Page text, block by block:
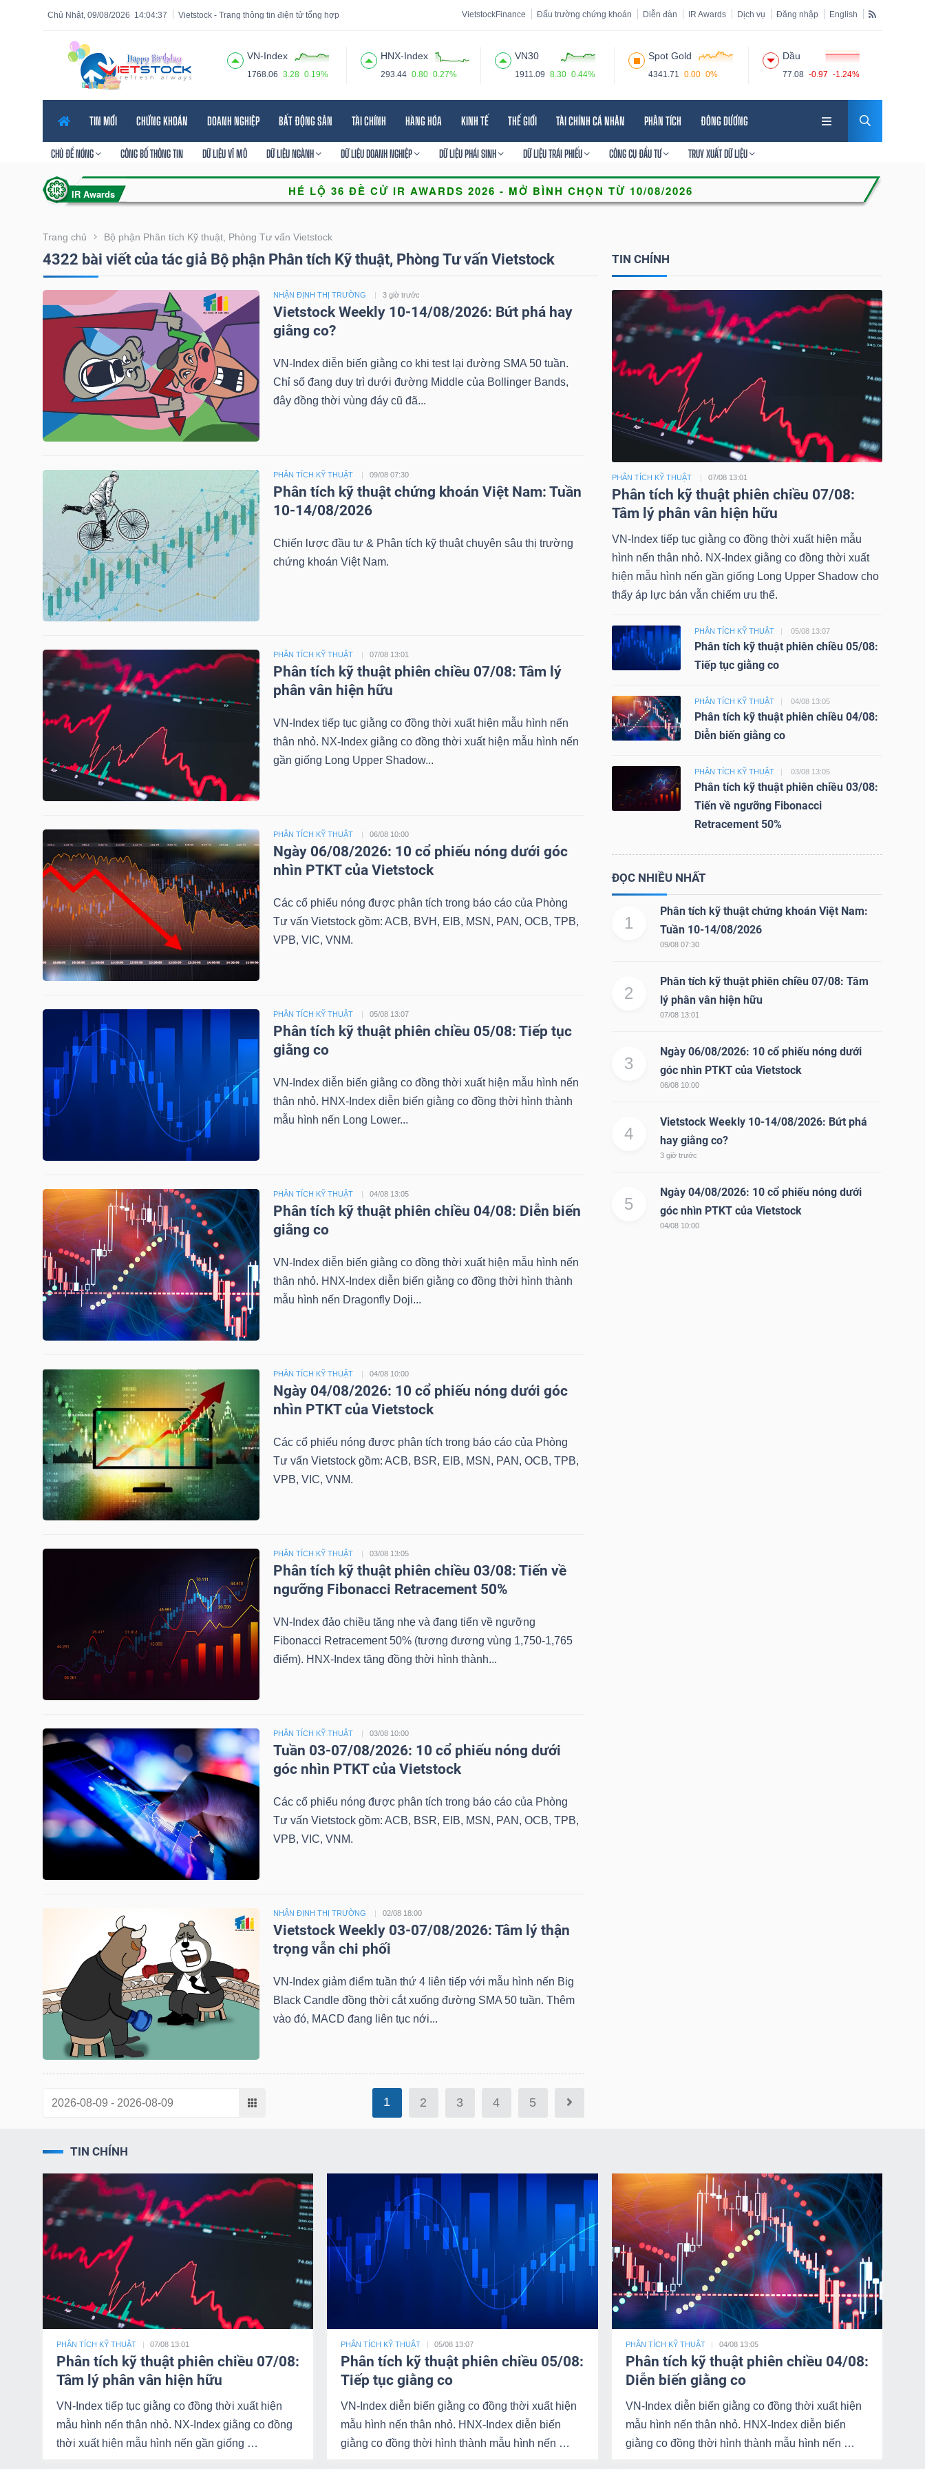
14:04:38
Chủ Nhật, 09/08/2026 Vietstock - Trang thông tin điện tử tổng hợp VietstockFinance Đấu trường chứng khoán Diễn đàn IR Awards Dịch vụ Đăng nhập English
VN-Index
1768.06 3.28 0.19%
HNX-Index
293.44 0.80 0.27%
VN30
1911.09 8.30 0.44%
Spot Gold
4341.71 0.00 0%
Dầu
77.08 -0.97 -1.24%
TIN MỚI CHỨNG KHOÁN DOANH NGHIỆP BẤT ĐỘNG SẢN TÀI CHÍNH HÀNG HÓA KINH TẾ THẾ GIỚI TÀI CHÍNH CÁ NHÂN PHÂN TÍCH ĐÔNG DƯƠNG
CHỦ ĐỀ NÓNG CÔNG BỐ THÔNG TIN DỮ LIỆU VĨ MÔ DỮ LIỆU NGÀNH DỮ LIỆU DOANH NGHIỆP DỮ LIỆU PHÁI SINH DỮ LIỆU TRÁI PHIẾU CÔNG CỤ ĐẦU TƯ TRUY XUẤT DỮ LIỆU
Trang chủ Bộ phận Phân tích Kỹ thuật, Phòng Tư vấn Vietstock
4322 bài viết của tác giả Bộ phận Phân tích Kỹ thuật, Phòng Tư vấn Vietstock
NHẬN ĐỊNH THỊ TRƯỜNG 3 giờ trước
Vietstock Weekly 10-14/08/2026: Bứt phá hay
giằng co?
VN-Index diễn biến giằng co khi test lại đường SMA 50 tuần.
Chỉ số đang duy trì dưới đường Middle của Bollinger Bands,
đây đồng thời vùng đáy cũ đã...
PHÂN TÍCH KỸ THUẬT 09/08 07:30
Phân tích kỹ thuật chứng khoán Việt Nam: Tuần
10-14/08/2026
Chiến lược đầu tư & Phân tích kỹ thuật chuyên sâu thị trường
chứng khoán Việt Nam.
PHÂN TÍCH KỸ THUẬT 07/08 13:01
Phân tích kỹ thuật phiên chiều 07/08: Tâm lý
phân vân hiện hữu
VN-Index tiếp tục giằng co đồng thời xuất hiện mẫu hình nến
thân nhỏ. NX-Index giằng co đồng thời xuất hiện mẫu hình nến
gần giống Long Upper Shadow...
PHÂN TÍCH KỸ THUẬT 06/08 10:00
Ngày 06/08/2026: 10 cổ phiếu nóng dưới góc
nhìn PTKT của Vietstock
Các cổ phiếu nóng được phân tích trong báo cáo của Phòng
Tư vấn Vietstock gồm: ACB, BVH, EIB, MSN, PAN, OCB, TPB,
VPB, VIC, VNM.
PHÂN TÍCH KỸ THUẬT 05/08 13:07
Phân tích kỹ thuật phiên chiều 05/08: Tiếp tục
giằng co
VN-Index diễn biến giằng co đồng thời xuất hiện mẫu hình nến
thân nhỏ. HNX-Index diễn biến giằng co đồng thời hình thành
mẫu hình nến Long Lower...
PHÂN TÍCH KỸ THUẬT 04/08 13:05
Phân tích kỹ thuật phiên chiều 04/08: Diễn biến
giằng co
VN-Index diễn biến giằng co đồng thời xuất hiện mẫu hình nến
thân nhỏ. HNX-Index diễn biến giằng co đồng thời hình thành
mẫu hình nến Dragonfly Doji...
PHÂN TÍCH KỸ THUẬT 04/08 10:00
Ngày 04/08/2026: 10 cổ phiếu nóng dưới góc
nhìn PTKT của Vietstock
Các cổ phiếu nóng được phân tích trong báo cáo của Phòng
Tư vấn Vietstock gồm: ACB, BSR, EIB, MSN, PAN, OCB, TPB,
VPB, VIC, VNM.
PHÂN TÍCH KỸ THUẬT 03/08 13:05
Phân tích kỹ thuật phiên chiều 03/08: Tiến về
ngưỡng Fibonacci Retracement 50%
VN-Index đảo chiều tăng nhẹ và đang tiến về ngưỡng
Fibonacci Retracement 50% (tương đương vùng 1,750-1,765
điểm). HNX-Index tăng đồng thời hình thành...
PHÂN TÍCH KỸ THUẬT 03/08 10:00
Tuần 03-07/08/2026: 10 cổ phiếu nóng dưới
góc nhìn PTKT của Vietstock
Các cổ phiếu nóng được phân tích trong báo cáo của Phòng
Tư vấn Vietstock gồm: ACB, BSR, EIB, MSN, PAN, OCB, TPB,
VPB, VIC, VNM.
NHẬN ĐỊNH THỊ TRƯỜNG 02/08 18:00
Vietstock Weekly 03-07/08/2026: Tâm lý thận
trọng vẫn chi phối
VN-Index giảm điểm tuần thứ 4 liên tiếp với mẫu hình nến Big
Black Candle đồng thời cắt xuống đường SMA 50 tuần. Thêm
vào đó, MACD đang liên tục nới...
1 2 3 4 5
TIN CHÍNH
PHÂN TÍCH KỸ THUẬT 07/08 13:01
Phân tích kỹ thuật phiên chiều 07/08:
Tâm lý phân vân hiện hữu
VN-Index tiếp tục giằng co đồng thời xuất hiện mẫu
hình nến thân nhỏ. NX-Index giằng co đồng thời xuất
hiện mẫu hình nến gần giống Long Upper Shadow cho
thấy áp lực bán vẫn chiếm ưu thế.
PHÂN TÍCH KỸ THUẬT 05/08 13:07
Phân tích kỹ thuật phiên chiều 05/08:
Tiếp tục giằng co
PHÂN TÍCH KỸ THUẬT 04/08 13:05
Phân tích kỹ thuật phiên chiều 04/08:
Diễn biến giằng co
PHÂN TÍCH KỸ THUẬT 03/08 13:05
Phân tích kỹ thuật phiên chiều 03/08:
Tiến về ngưỡng Fibonacci
Retracement 50%
ĐỌC NHIỀU NHẤT
1
Phân tích kỹ thuật chứng khoán Việt Nam:
Tuần 10-14/08/2026
09/08 07:30
2
Phân tích kỹ thuật phiên chiều 07/08: Tâm
lý phân vân hiện hữu
07/08 13:01
3
Ngày 06/08/2026: 10 cổ phiếu nóng dưới
góc nhìn PTKT của Vietstock
06/08 10:00
4
Vietstock Weekly 10-14/08/2026: Bứt phá
hay giằng co?
3 giờ trước
5
Ngày 04/08/2026: 10 cổ phiếu nóng dưới
góc nhìn PTKT của Vietstock
04/08 10:00
TIN CHÍNH
PHÂN TÍCH KỸ THUẬT 07/08 13:01
Phân tích kỹ thuật phiên chiều 07/08:
Tâm lý phân vân hiện hữu
VN-Index tiếp tục giằng co đồng thời xuất hiện
mẫu hình nến thân nhỏ. NX-Index giằng co đồng
thời xuất hiện mẫu hình nến gần giống …
PHÂN TÍCH KỸ THUẬT 05/08 13:07
Phân tích kỹ thuật phiên chiều 05/08:
Tiếp tục giằng co
VN-Index diễn biến giằng co đồng thời xuất hiện
mẫu hình nến thân nhỏ. HNX-Index diễn biến
giằng co đồng thời hình thành mẫu hình nến …
PHÂN TÍCH KỸ THUẬT 04/08 13:05
Phân tích kỹ thuật phiên chiều 04/08:
Diễn biến giằng co
VN-Index diễn biến giằng co đồng thời xuất hiện
mẫu hình nến thân nhỏ. HNX-Index diễn biến
giằng co đồng thời hình thành mẫu hình nến …
Tính năng
năng
VIETSTOCK
KHOÁN
BẤT
CHÍNH
HÀNG
KINH
ĐÔNG
DƯƠNG
CHÍNH
TÍCH
MÔ
NGÀNH
NGHIỆP
PHIẾU
PHÁI
CÔNG
TRUY
XUẤT
NGUYÊN
LIỆU
CÔNG
NGHIỆP